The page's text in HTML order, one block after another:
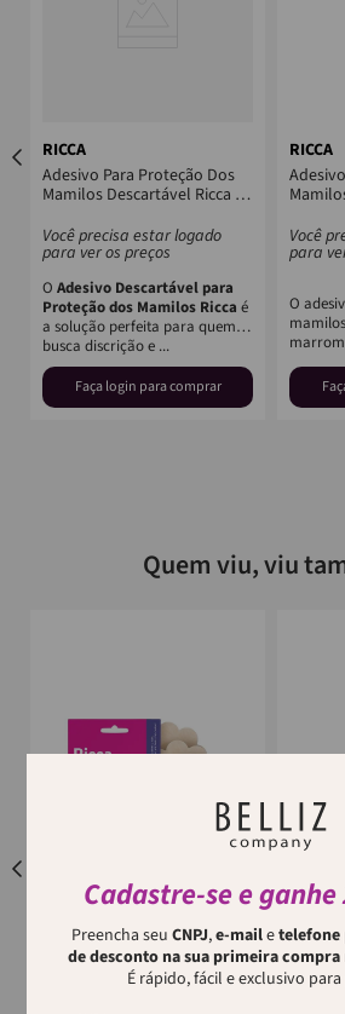
Cadastre-se e ganhe
Preencha seu CNPJ,e-mailetelefone
de desconto na sua primeira compra
É rápido, fácil e exclusivo
RICCA
Adesivo Para Proteção Dos
Mamilos Descartável Ricca 3
Você precisa estar logado
para ver os preços
O Adesivo Descartável para
Proteção dos Mamilos Ricca é
a solução perfeita para quem
busca discrição e ...
Faça login para comprar
RICCA
Você
para
O
para
just...
Quem viu, viu
Adesivo Para Proteção Dos
Mamilos Descartável Ricca 3
Pares
Você precisa estar logado
para ver os preços
Marrom
Você
para